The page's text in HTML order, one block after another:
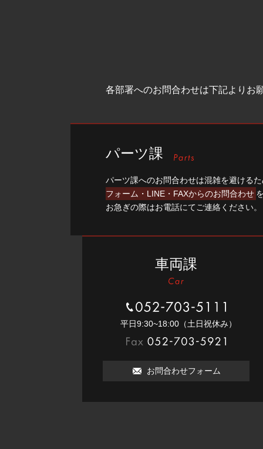
各部署へのお問合わせは下記よりお
パーツ課
パーツ課へのお問合わせは混雑を避ける
フォーム・LINE・FAXからのお問合わせ
お急ぎの際はお電話にてご連絡ください。
車両課
052-703-5111
平⽇9:30~18:00（⼟⽇祝休み）
お問合わせフォーム